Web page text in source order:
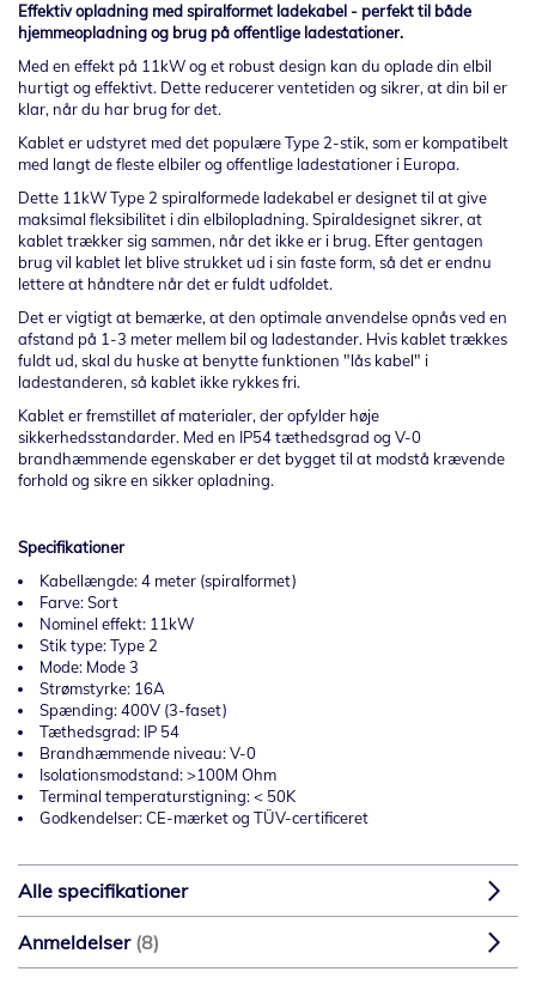
Effektiv opladning med spiralformet ladekabel - perfekt til både
hjemmeopladning og brug på offentlige ladestationer.
Med en effekt på 11kW og et robust design kan du oplade din elbil
hurtigt og effektivt. Dette reducerer ventetiden og sikrer, at din bil er
klar, når du har brug for det.
Kablet er udstyret med det populære Type 2-stik, som er kompatibelt
med langt de fleste elbiler og offentlige ladestationer i Europa.
Dette 11kW Type 2 spiralformede ladekabel er designet til at give
maksimal fleksibilitet i din elbilopladning. Spiraldesignet sikrer, at
kablet trækker sig sammen, når det ikke er i brug. Efter gentagen
brug vil kablet let blive strukket ud i sin faste form, så det er endnu
lettere at håndtere når det er fuldt udfoldet.
Det er vigtigt at bemærke, at den optimale anvendelse opnås ved en
afstand på 1-3 meter mellem bil og ladestander. Hvis kablet trækkes
fuldt ud, skal du huske at benytte funktionen "lås kabel" i
ladestanderen, så kablet ikke rykkes fri.
Kablet er fremstillet af materialer, der opfylder høje
sikkerhedsstandarder. Med en IP54 tæthedsgrad og V-0
brandhæmmende egenskaber er det bygget til at modstå krævende
forhold og sikre en sikker opladning.
Specifikationer
Kabellængde: 4 meter (spiralformet)
Farve: Sort
Nominel effekt: 11kW
Stik type: Type 2
Mode: Mode 3
Strømstyrke: 16A
Spænding: 400V (3-faset)
Tæthedsgrad: IP 54
Brandhæmmende niveau: V-0
Isolationsmodstand: >100M Ohm
Terminal temperaturstigning: < 50K
Godkendelser: CE-mærket og TÜV-certificeret
Alle specifikationer
Anmeldelser 8